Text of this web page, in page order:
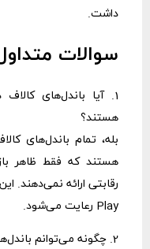
داشت.
سوالات
1. آیا باندل‌های
هستند؟
هستند که فقط ظاهر
Play رعایت می‌شود.
2. چگونه می‌توانم باندل‌های Prime Gaming را فعال کنم؟